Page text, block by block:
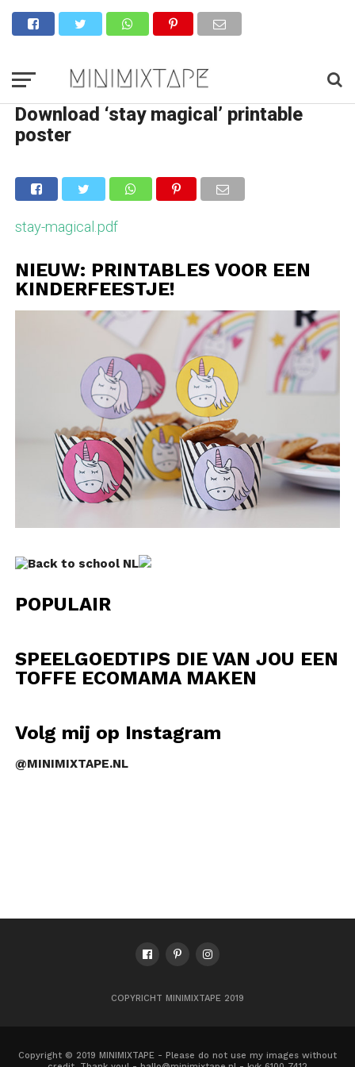
Download ‘stay magical’ printable
poster
stay-magical.pdf
NIEUW: PRINTABLES VOOR EEN
KINDERFEESTJE!
POPULAIR
SPEELGOEDTIPS DIE VAN JOU EEN
TOFFE ECOMAMA MAKEN
Volg mij op Instagram
@MINIMIXTAPE.NL
COPYRICHT MINIMIXTAPE 2019
Copyright © 2019 MINIMIXTAPE - Please do not use my images without